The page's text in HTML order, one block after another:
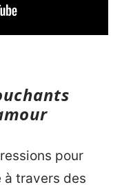
pour
à travers des